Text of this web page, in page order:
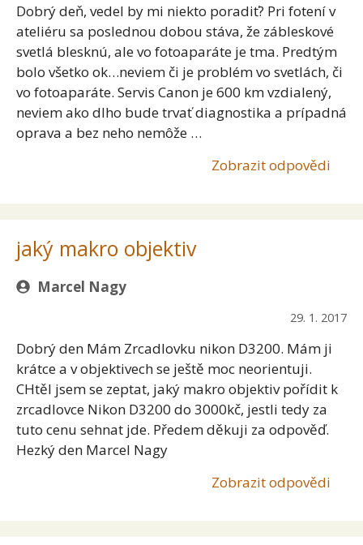
Dobrý deň, vedel by mi niekto poradiť? Pri fotení v
ateliéru sa poslednou dobou stáva, že zábleskové
svetlá blesknú, ale vo fotoaparáte je tma. Predtým
bolo všetko ok…neviem či je problém vo svetlách, či
vo fotoaparáte. Servis Canon je 600 km vzdialený,
neviem ako dlho bude trvať diagnostika a prípadná
oprava a bez neho nemôže …
Zobrazit odpovědi
jaký makro objektiv
Marcel Nagy
29. 1. 2017
Dobrý den Mám Zrcadlovku nikon D3200. Mám ji
krátce a v objektivech se ještě moc neorientuji.
CHtěl jsem se zeptat, jaký makro objektiv pořídit k
zrcadlovce Nikon D3200 do 3000kč, jestli tedy za
tuto cenu sehnat jde. Předem děkuji za odpověď.
Hezký den Marcel Nagy
Zobrazit odpovědi